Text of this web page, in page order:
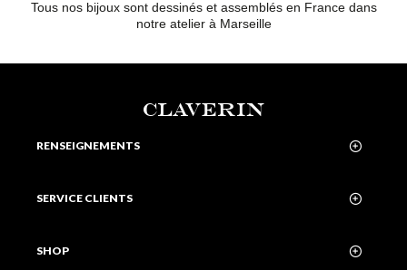
Tous nos bijoux sont dessinés et assemblés en France dans
notre atelier à Marseille
CLAVERIN
RENSEIGNEMENTS
SERVICE CLIENTS
SHOP